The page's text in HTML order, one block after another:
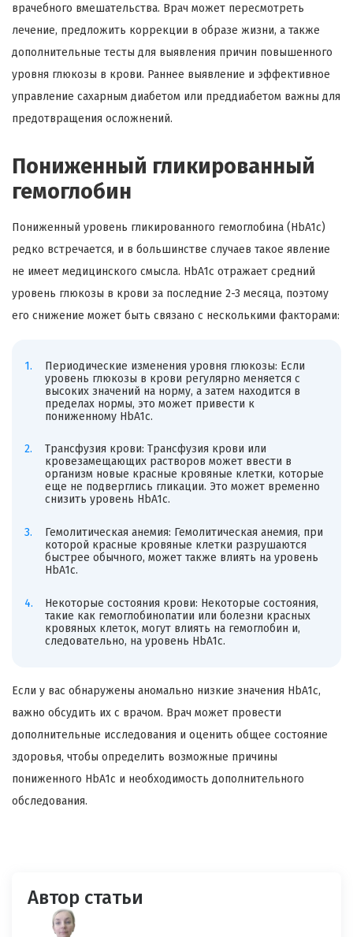
врачебного вмешательства. Врач может пересмотреть
лечение, предложить коррекции в образе жизни, а также
дополнительные тесты для выявления причин повышенного
уровня глюкозы в крови. Раннее выявление и эффективное
управление сахарным диабетом или преддиабетом важны для
предотвращения осложнений.
Пониженный гликированный
гемоглобин
Пониженный уровень гликированного гемоглобина (HbA1c)
редко встречается, и в большинстве случаев такое явление
не имеет медицинского смысла. HbA1c отражает средний
уровень глюкозы в крови за последние 2-3 месяца, поэтому
его снижение может быть связано с несколькими факторами:
Периодические изменения уровня глюкозы: Если
уровень глюкозы в крови регулярно меняется с
высоких значений на норму, а затем находится в
пределах нормы, это может привести к
пониженному HbA1c.
Трансфузия крови: Трансфузия крови или
кровезамещающих растворов может ввести в
организм новые красные кровяные клетки, которые
еще не подверглись гликации. Это может временно
снизить уровень HbA1c.
Гемолитическая анемия: Гемолитическая анемия, при
которой красные кровяные клетки разрушаются
быстрее обычного, может также влиять на уровень
HbA1c.
Некоторые состояния крови: Некоторые состояния,
такие как гемоглобинопатии или болезни красных
кровяных клеток, могут влиять на гемоглобин и,
следовательно, на уровень HbA1c.
Если у вас обнаружены аномально низкие значения HbA1c,
важно обсудить их с врачом. Врач может провести
дополнительные исследования и оценить общее состояние
здоровья, чтобы определить возможные причины
пониженного HbA1c и необходимость дополнительного
обследования.
Автор статьи